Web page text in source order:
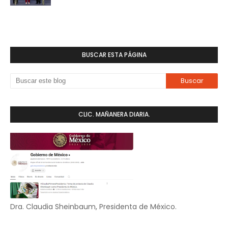
BUSCAR ESTA PÁGINA
CLIC. MAÑANERA DIARIA.
Dra. Claudia Sheinbaum, Presidenta de México.